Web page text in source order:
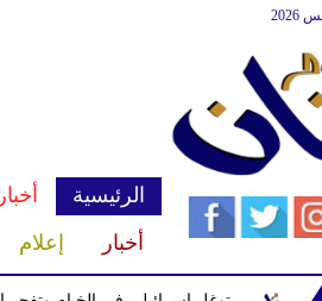
الرئيسية
أخبار
إعلام